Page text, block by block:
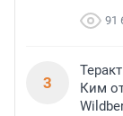
91
3
Ким